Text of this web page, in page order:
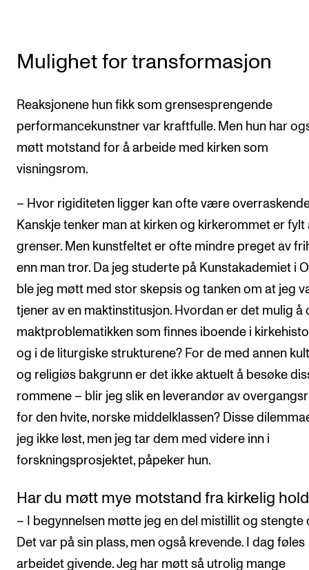
Mulighet for transformasjon
Reaksjonene hun fikk som grensesprengende
performancekunstner var kraftfulle. Men hun har
møtt motstand for å arbeide med kirken som
visningsrom.
– Hvor rigiditeten ligger kan ofte være
Kanskje tenker man at kirken og kirkerommet er fylt
grenser. Men kunstfeltet er ofte mindre preget av
enn man tror. Da jeg studerte på Kunstakademiet i
ble jeg møtt med stor skepsis og tanken om at jeg
tjener av en maktinstitusjon. Hvordan er det mulig å
maktproblematikken som finnes iboende i
og i de liturgiske strukturene? For de med annen
og religiøs bakgrunn er det ikke aktuelt å besøke
rommene – blir jeg slik en leverandør av
for den hvite, norske middelklassen? Disse
jeg ikke løst, men jeg tar dem med videre inn i
forskningsprosjektet, påpeker hun.
Har du møtt mye motstand fra kirkelig
– I begynnelsen møtte jeg en del mistillit og stengte
Det var på sin plass, men også krevende. I dag føles
arbeidet givende. Jeg har møtt så utrolig mange